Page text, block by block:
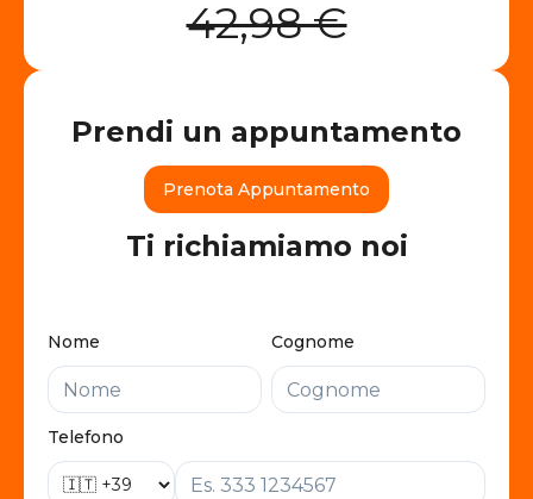
42,98 €
Prendi un appuntamento
Prenota Appuntamento
Ti richiamiamo noi
Nome Cognome
Telefono